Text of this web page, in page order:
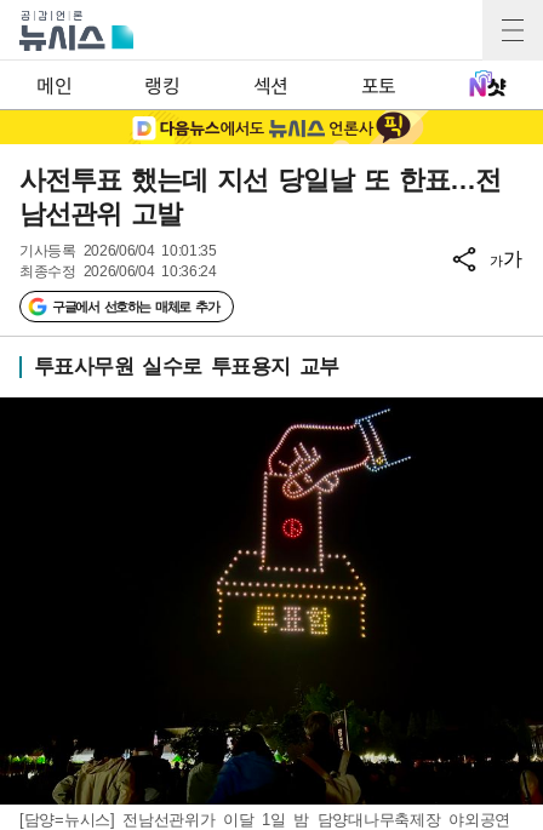
메인 랭킹 섹션 포토
사전투표 했는데 지선 당일날 또 한표…전
남선관위 고발
기사등록 2026/06/04 10:01:35
최종수정 2026/06/04 10:36:24
구글에서 선호하는 매체로 추가
가가
투표사무원 실수로 투표용지 교부
[담양=뉴시스] 전남선관위가 이달 1일 밤 담양대나무축제장 야외공연